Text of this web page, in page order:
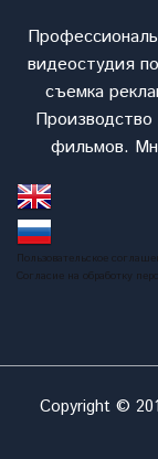
видеостудия
съемка
фильмов.
Пользовательское
Согласие на обработку
Copyright ©